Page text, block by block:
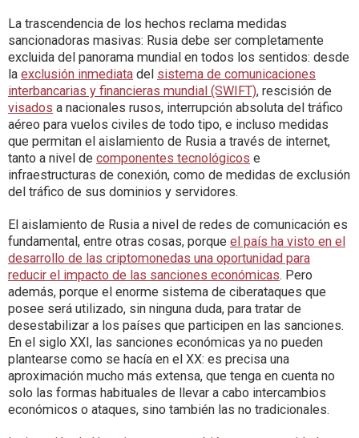
La trascendencia de los hechos reclama medidas
sancionadoras masivas: Rusia debe ser completamente
excluida del panorama mundial en todos los sentidos: desde
la exclusión inmediata del sistema de comunicaciones
interbancarias y financieras mundial (SWIFT), rescisión de
visados a nacionales rusos, interrupción absoluta del tráfico
aéreo para vuelos civiles de todo tipo, e incluso medidas
que permitan el aislamiento de Rusia a través de internet,
tanto a nivel de componentes tecnológicos e
infraestructuras de conexión, como de medidas de exclusión
del tráfico de sus dominios y servidores.
El aislamiento de Rusia a nivel de redes de comunicación es
fundamental, entre otras cosas, porque el país ha visto en el
desarrollo de las criptomonedas una oportunidad para
reducir el impacto de las sanciones económicas. Pero
además, porque el enorme sistema de ciberataques que
posee será utilizado, sin ninguna duda, para tratar de
desestabilizar a los países que participen en las sanciones.
En el siglo XXI, las sanciones económicas ya no pueden
plantearse como se hacía en el XX: es precisa una
aproximación mucho más extensa, que tenga en cuenta no
solo las formas habituales de llevar a cabo intercambios
económicos o ataques, sino también las no tradicionales.